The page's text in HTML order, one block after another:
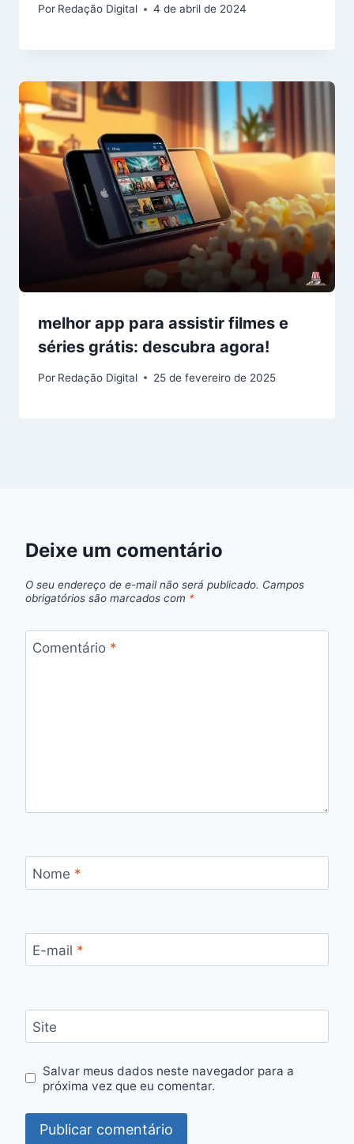
Por Redação Digital 4 de abril de 2024
melhor app para assistir filmes e
séries grátis: descubra agora!
Por Redação Digital 25 de fevereiro de 2025
Deixe um comentário
O seu endereço de e-mail não será publicado. Campos
obrigatórios são marcados com *
Comentário *
Nome *
E-mail *
Site
Salvar meus dados neste navegador para a
próxima vez que eu comentar.